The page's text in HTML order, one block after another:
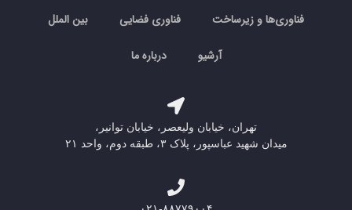
فناوری‌ها و زیرساخت فناوری فضایی بین الملل
آرشیو درباره ما
تهران، خیابان ولیعصر، خیابان توانیر،
میدان شهید عباسپور، پلاک ۳، طبقه دوم، واحد ۲۱